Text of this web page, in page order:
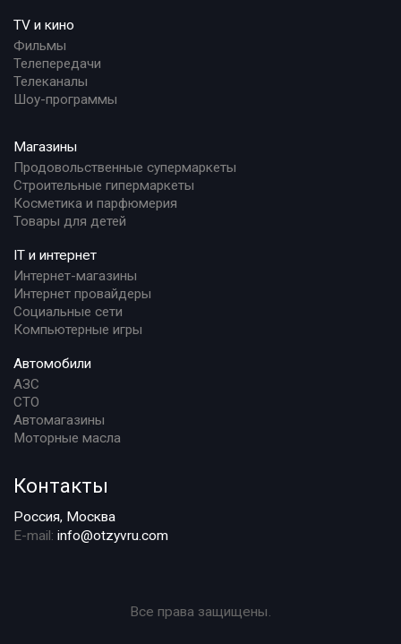
TV и кино
Фильмы
Телепередачи
Телеканалы
Шоу-программы
Магазины
Продовольственные супермаркеты
Строительные гипермаркеты
Косметика и парфюмерия
Товары для детей
IT и интернет
Интернет-магазины
Интернет провайдеры
Социальные сети
Компьютерные игры
Автомобили
АЗС
СТО
Автомагазины
Моторные масла
Контакты
Россия, Москва
E-mail: info@otzyvru.com
Все права защищены.